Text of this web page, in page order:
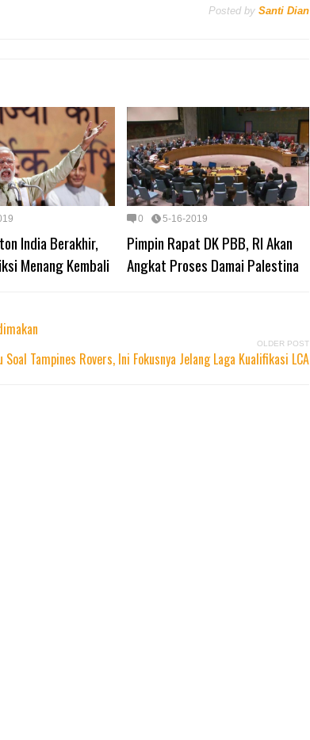
Posted by Santi Dian
India Berakhir,
Menang Kembali
0 5-16-2019
Pimpin Rapat DK PBB, RI Akan
Angkat Proses Damai Palestina
OLDER POST
Tampines Rovers, Ini Fokusnya Jelang Laga Kualifikasi LCA